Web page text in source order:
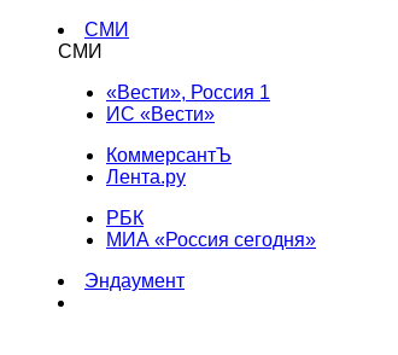
СМИ
СМИ
«Вести», Россия 1
ИС «Вести»
КоммерсантЪ
Лента.ру
РБК
МИА «Россия сегодня»
Эндаумент